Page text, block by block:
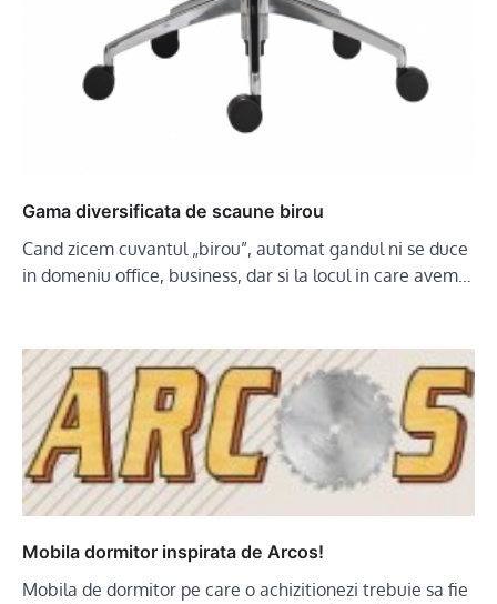
Gama diversificata de scaune birou
Cand zicem cuvantul „birou”, automat gandul ni se duce
in domeniu office, business, dar si la locul in care avem…
Mobila dormitor inspirata de Arcos!
Mobila de dormitor pe care o achizitionezi trebuie sa fie